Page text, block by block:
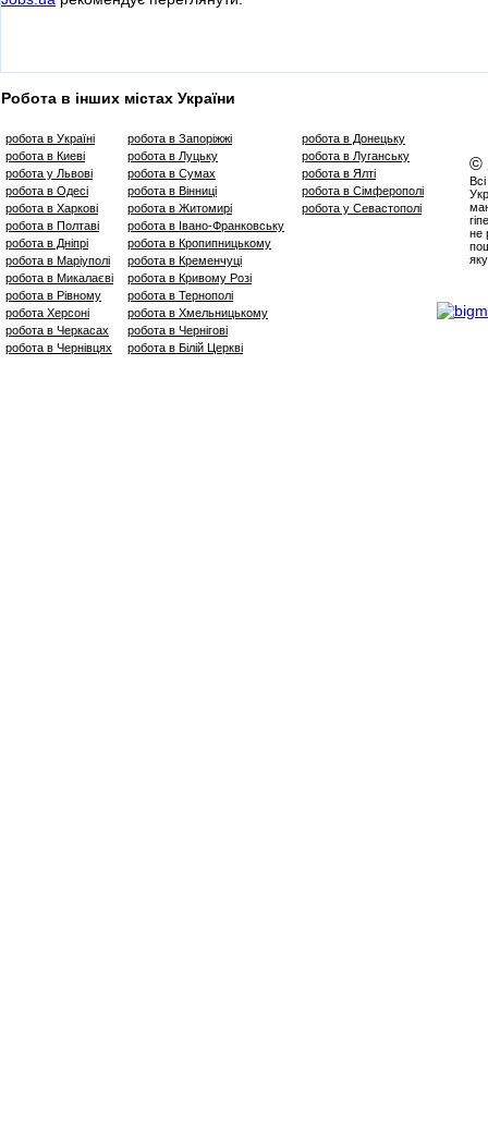
Робота в інших містах України
робота в Україні
робота в Киеві
робота у Львові
робота в Одесі
робота в Харкові
робота в Полтаві
робота в Дніпрі
робота в Маріуполі
робота в Микалаєві
робота в Рівному
робота Херсоні
робота в Черкасах
робота в Чернівцях
робота в Запоріжжі
робота в Луцьку
робота в Сумах
робота в Вінниці
робота в Житомирі
робота в Івано-Франковську
робота в Кропипницькому
робота в Кременчуці
робота в Кривому Розі
робота в Тернополі
робота в Хмельницькому
робота в Чернігові
робота в Білій Церкві
робота в Донецьку
робота в Луганську
робота в Ялті
робота в Сімферополі
робота у Севастополі
©
не